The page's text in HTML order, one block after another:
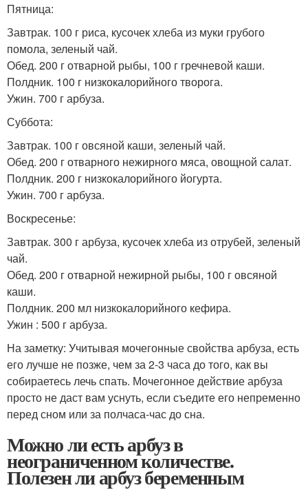
Пятница:
Завтрак. 100 г риса, кусочек хлеба из муки грубого
помола, зеленый чай.
Обед. 200 г отварной рыбы, 100 г гречневой каши.
Полдник. 100 г низкокалорийного творога.
Ужин. 700 г арбуза.
Суббота:
Завтрак. 100 г овсяной каши, зеленый чай.
Обед. 200 г отварного нежирного мяса, овощной салат.
Полдник. 200 г низкокалорийного йогурта.
Ужин. 700 г арбуза.
Воскресенье:
Завтрак. 300 г арбуза, кусочек хлеба из отрубей, зеленый
чай.
Обед. 200 г отварной нежирной рыбы, 100 г овсяной
каши.
Полдник. 200 мл низкокалорийного кефира.
Ужин : 500 г арбуза.
На заметку: Учитывая мочегонные свойства арбуза, есть
его лучше не позже, чем за 2-3 часа до того, как вы
собираетесь лечь спать. Мочегонное действие арбуза
просто не даст вам уснуть, если съедите его непременно
перед сном или за полчаса-час до сна.
Можно ли есть арбуз в
неограниченном количестве.
Полезен ли арбуз беременным